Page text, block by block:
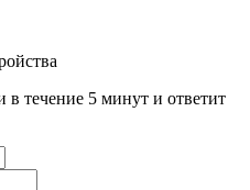
течение 5 минут и ответит